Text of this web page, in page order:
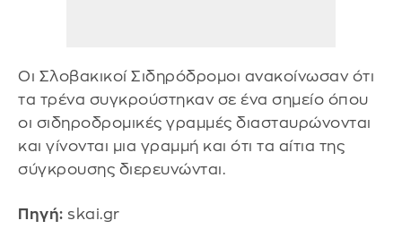
Οι Σλοβακικοί Σιδηρόδρομοι ανακοίνωσαν ότι
τα τρένα συγκρούστηκαν σε ένα σημείο όπου
οι σιδηροδρομικές γραμμές διασταυρώνονται
και γίνονται μια γραμμή και ότι τα αίτια της
σύγκρουσης διερευνώνται.
Πηγή: skai.gr